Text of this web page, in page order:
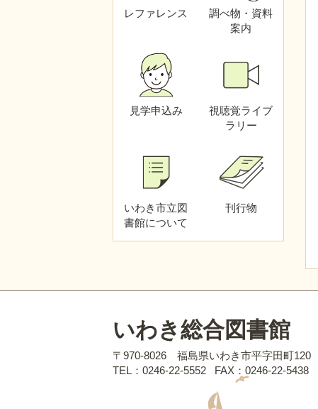
レファレンス
調べ物・資料
案内
見学申込み 視聴覚ライブ
ラリー
いわき市立図
書館について
刊行物
いわき総合図書館
〒970-8026 福島県いわき市平字田町120
TEL：0246-22-5552
FAX：0246-22-5438